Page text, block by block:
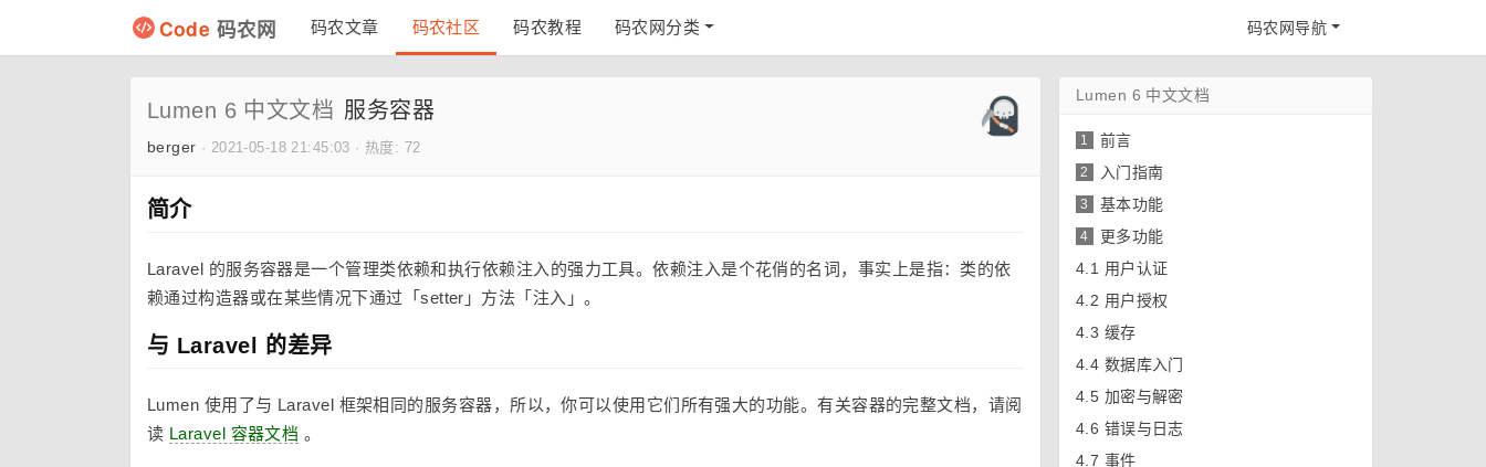
Code 码农网 码农文章 码农社区 码农教程 码农网分类 码农网导航
Lumen 6 中文文档 服务容器
berger · 2021-05-18 21:45:03 · 热度: 72
简介
Laravel 的服务容器是一个管理类依赖和执行依赖注入的强力工具。依赖注入是个花俏的名词，事实上是指：类的依
赖通过构造器或在某些情况下通过「setter」方法「注入」。
与 Laravel 的差异
Lumen 使用了与 Laravel 框架相同的服务容器，所以，你可以使用它们所有强大的功能。有关容器的完整文档，请阅
读 Laravel 容器文档 。
Lumen 6 中文文档
1 前言
2 入门指南
3 基本功能
4
更多功能
4.1 用户认证
4.2 用户授权
4.3 缓存
4.4 数据库入门
4.5 加密与解密
4.6 错误与日志
4.7 事件